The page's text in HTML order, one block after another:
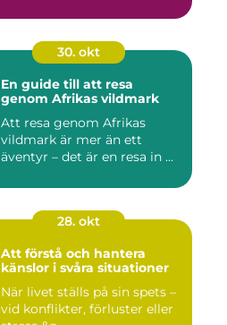
30. okt
En guide till att resa
genom Afrikas vildmark
Att resa genom Afrikas
vildmark är mer än ett
äventyr – det är en resa in ...
28. okt
Att förstå och hantera
känslor i svåra situationer
När livet ställs på sin spets –
vid konflikter, förluster eller